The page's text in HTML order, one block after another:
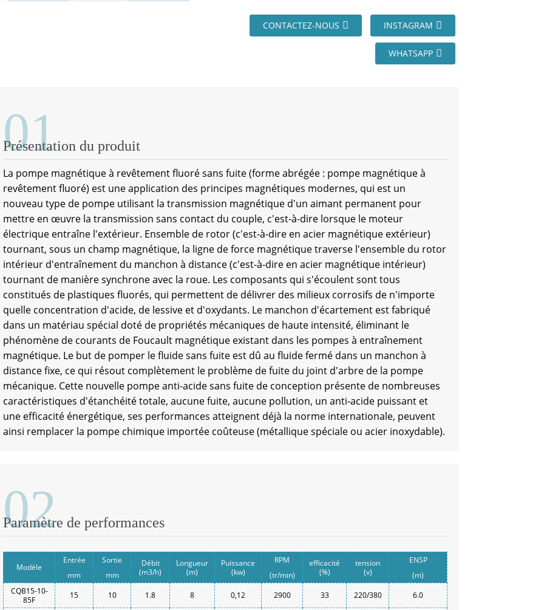
CONTACTEZ-NOUS INSTAGRAM
WHATSAPP
01
Présentation du produit
La pompe magnétique à revêtement fluoré sans fuite (forme abrégée : pompe magnétique à
revêtement fluoré) est une application des principes magnétiques modernes, qui est un
nouveau type de pompe utilisant la transmission magnétique d'un aimant permanent pour
mettre en œuvre la transmission sans contact du couple, c'est-à-dire lorsque le moteur
électrique entraîne l'extérieur. Ensemble de rotor (c'est-à-dire en acier magnétique extérieur)
tournant, sous un champ magnétique, la ligne de force magnétique traverse l'ensemble du rotor
intérieur d'entraînement du manchon à distance (c'est-à-dire en acier magnétique intérieur)
tournant de manière synchrone avec la roue. Les composants qui s'écoulent sont tous
constitués de plastiques fluorés, qui permettent de délivrer des milieux corrosifs de n'importe
quelle concentration d'acide, de lessive et d'oxydants. Le manchon d'écartement est fabriqué
dans un matériau spécial doté de propriétés mécaniques de haute intensité, éliminant le
phénomène de courants de Foucault magnétique existant dans les pompes à entraînement
magnétique. Le but de pomper le fluide sans fuite est dû au fluide fermé dans un manchon à
distance fixe, ce qui résout complètement le problème de fuite du joint d'arbre de la pompe
mécanique. Cette nouvelle pompe anti-acide sans fuite de conception présente de nombreuses
caractéristiques d'étanchéité totale, aucune fuite, aucune pollution, un anti-acide puissant et
une efficacité énergétique, ses performances atteignent déjà la norme internationale, peuvent
ainsi remplacer la pompe chimique importée coûteuse (métallique spéciale ou acier inoxydable).
02
Paramètre de performances
Modèle
Entrée
mm
Sortie
mm
Débit
(m3/h)
Longueur
(m)
Puissance
(kw)
RPM
(tr/min)
efficacité
(%)
tension
(v)
ENSP
(m)
CQB15-10-
85F
15 10 1.8 8 0,12 2900 33 220/380
6.0